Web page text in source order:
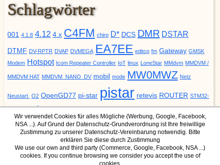
Schlagwörter
001 4.1.8 4.12 4.x C4FM chirp D* DCS DMR DSTAR
DTMF DV-RPTR DVAP DVMEGA EA7EE editcp fm Gateway GMSK
Modem Hotspot Icom Repeater Controller IoT linux LoneStar MMdvm MMDVM /
MMDVM HAT MMDVM_NANO_DV mobil mode MW0MWZ Netz
Neustart. O2 OpenGD77 pi-star pistar retevis ROUTER STM32-
update YSF
DMR Mode
YSF Mode
Wir verwendet Cookies für alles Mögliche (Werbung, Google, Facebook,
NSA ...). Auf Grund der Datenschutz-Grundverordnung ist Ihre freiwillige
Zustimmung zu unserer Datenschutz-Vereinbarung notwendig. Bitte
erklären Sie diese durch Zustimmung
We use our own and third party (Commerce, Google, Facebook, NSA ...)
cookies. If you continue browsing we consider you accept the use of
cookies.